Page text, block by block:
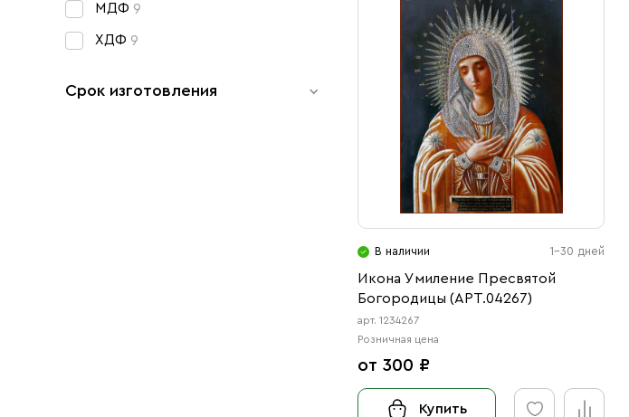
МДФ 9
ХДФ 9
Срок изготовления
В наличии 1-30 дней
Икона Умиление Пресвятой
Богородицы (АРТ.04267)
арт. 1234267
Розничная цена
от 300 ₽
Купить